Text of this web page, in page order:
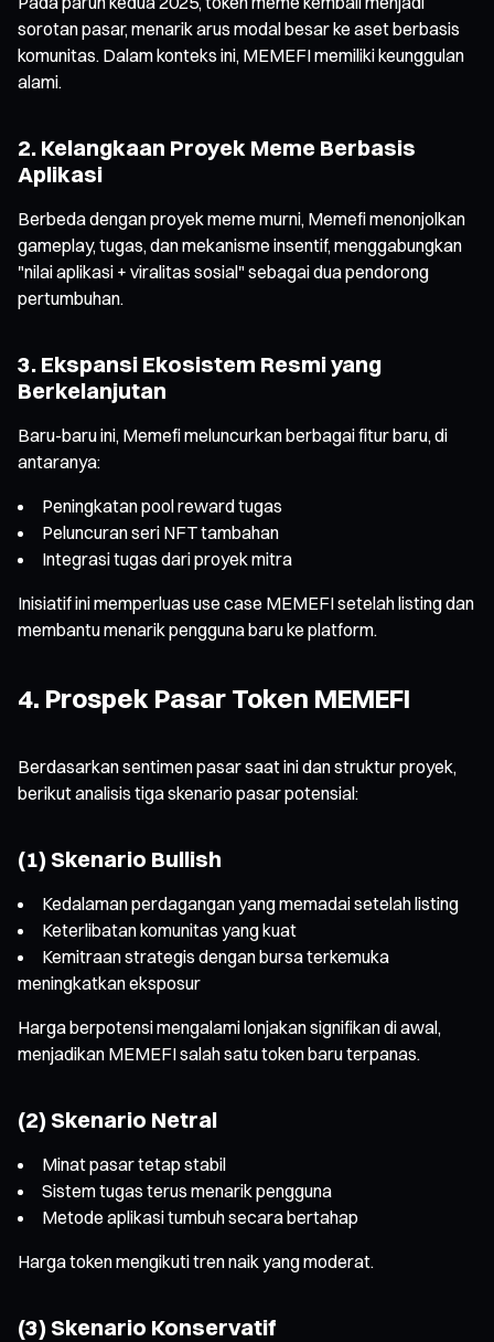
sorotan pasar, menarik arus modal besar ke aset berbasis
komunitas. Dalam konteks ini, MEMEFI memiliki keunggulan
alami.
2. Kelangkaan Proyek Meme Berbasis
Aplikasi
Berbeda dengan proyek meme murni, Memefi menonjolkan
gameplay, tugas, dan mekanisme insentif, menggabungkan
"nilai aplikasi + viralitas sosial" sebagai dua pendorong
pertumbuhan.
3. Ekspansi Ekosistem Resmi yang
Berkelanjutan
Baru-baru ini, Memefi meluncurkan berbagai fitur baru, di
antaranya:
Peningkatan pool reward tugas
Peluncuran seri NFT tambahan
Integrasi tugas dari proyek mitra
Inisiatif ini memperluas use case MEMEFI setelah listing dan
membantu menarik pengguna baru ke platform.
4. Prospek Pasar Token MEMEFI
Berdasarkan sentimen pasar saat ini dan struktur proyek,
berikut analisis tiga skenario pasar potensial:
(1) Skenario Bullish
Kedalaman perdagangan yang memadai setelah listing
Keterlibatan komunitas yang kuat
Kemitraan strategis dengan bursa terkemuka
meningkatkan eksposur
Harga berpotensi mengalami lonjakan signifikan di awal,
menjadikan MEMEFI salah satu token baru terpanas.
(2) Skenario Netral
Minat pasar tetap stabil
Sistem tugas terus menarik pengguna
Metode aplikasi tumbuh secara bertahap
Harga token mengikuti tren naik yang moderat.
(3) Skenario Konservatif